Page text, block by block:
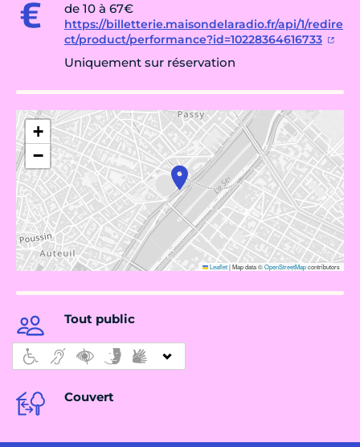
de 10 à 67€
https://billetterie.maisondelaradio.fr/api/1/redire
ct/product/performance?id=10228364616733
Uniquement sur réservation
+
−
Leaflet|Map data ©OpenStreetMapcontributors
Tout public
Couvert